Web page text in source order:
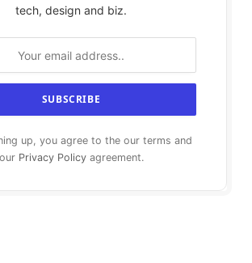
tech, design and biz.
up, you agree to the our terms and
our Privacy Policyagreement.